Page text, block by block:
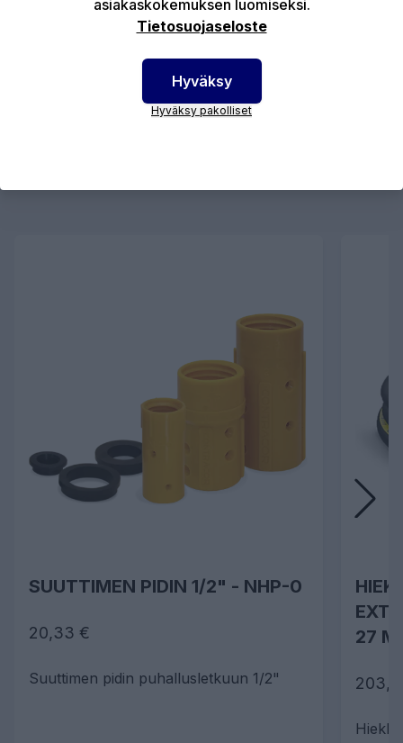
SUUTTIMEN PIDIN 1/2" - NHP-0
20,33 €
Suuttimen pidin puhallusletkuun 1/2"
27
asiakaskokemuksen luomiseksi.
Tietosuojaseloste
Hyväksy
Hyväksy pakolliset